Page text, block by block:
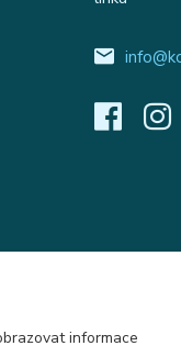
informace